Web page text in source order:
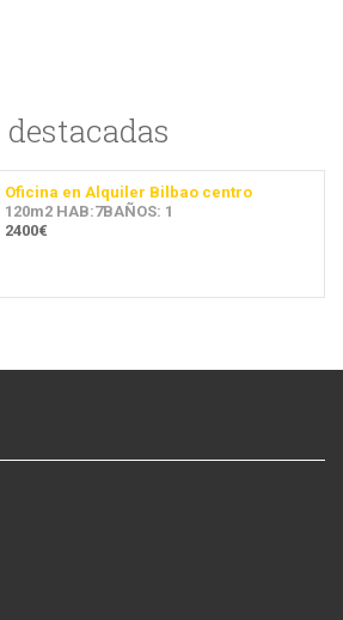
Oficina en Alquiler Bilbao centro
120m2 HAB:7BAÑOS: 1
2400€